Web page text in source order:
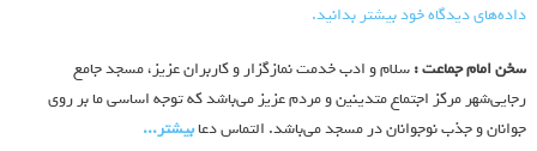
داده‌های دیدگاه خود بیشتر بدانید.
سخن امام جماعت :سلام و ادب خدمت نمازگزار و کاربران عزیز، مسجد جامع
رجایی‌شهر مرکز اجتماع متدینین و مردم عزیز می‌باشد که توجه اساسی ما بر روی
جوانان و جذب نوجوانان در مسجد می‌باشد. التماس دعابیشتر‫...‬